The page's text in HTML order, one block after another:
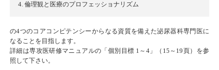
倫理観と医療のプロフェッショナリズム
の4つのコアコンピテンシーからなる資質を備えた泌尿器科専門医に
なることを目指します。
詳細は専攻医研修マニュアルの「個別目標 1～4」（15～19頁）を参
照して下さい。